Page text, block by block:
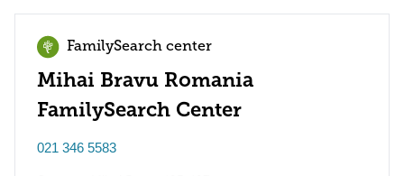
FamilySearch center
Mihai Bravu Romania
FamilySearch Center
021 346 5583